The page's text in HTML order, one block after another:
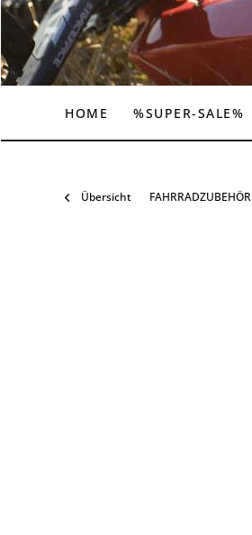
HOME %SUPER-SALE%
Übersicht FAHRRADZUBEHÖR